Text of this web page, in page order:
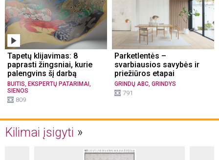
Tapetų klijavimas: 8
paprasti žingsniai, kurie
palengvins šį darbą
BUITIS EKSPERTŲ PATARIMAI
SIENOS
809
Parketlentės –
svarbiausios savybės ir
priežiūros etapai
GRINDŲ ABC GRINDYS
791
Kilimai įsigyti